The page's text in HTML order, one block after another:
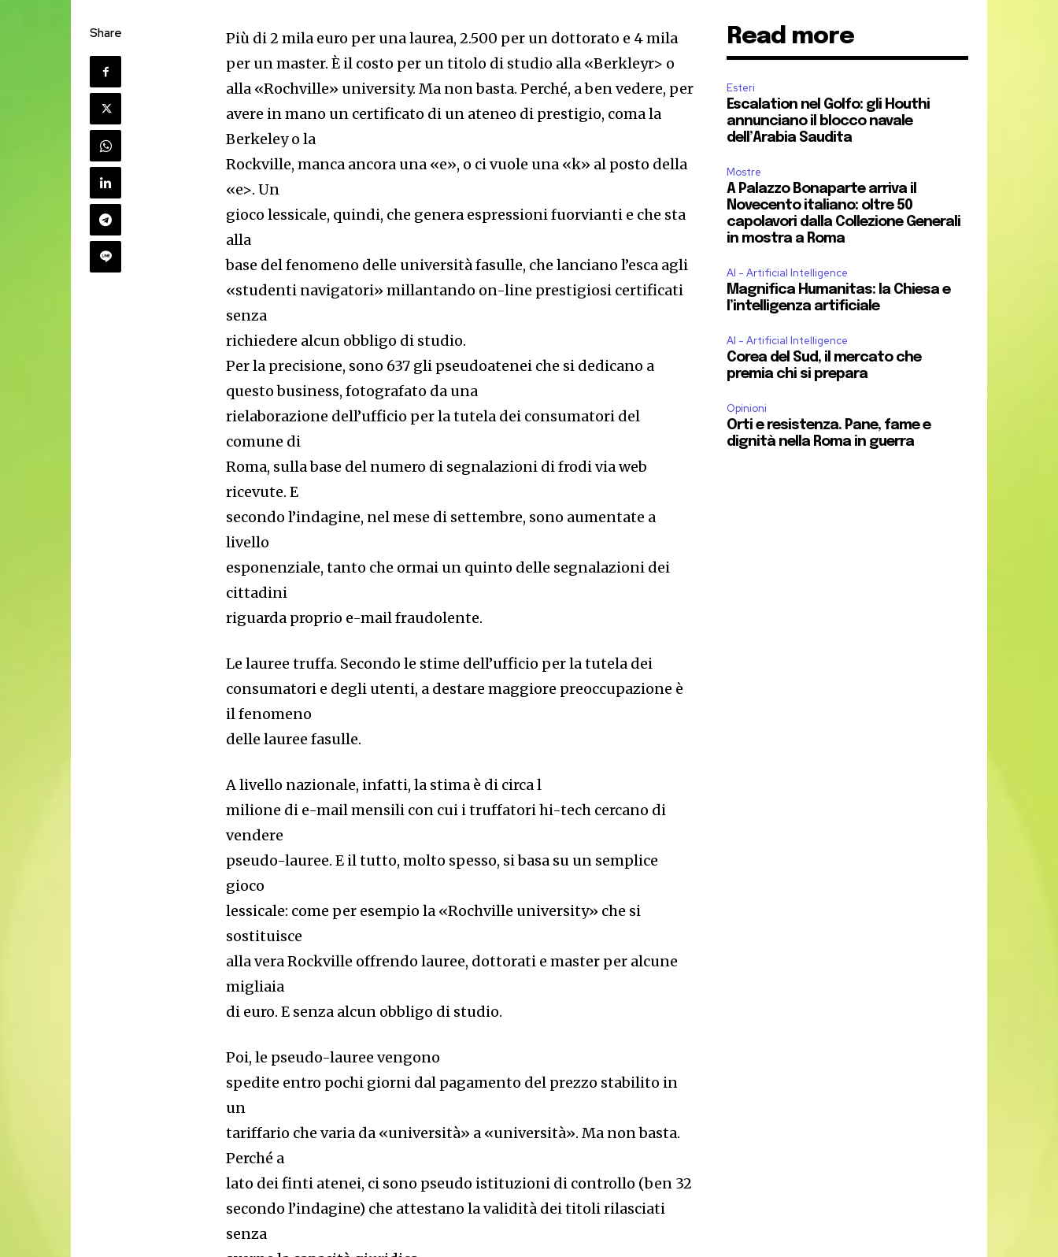
Share
Più di 2 mila euro per una laurea, 2.500 per un dottorato e 4 mila
per un master. È il costo per un titolo di studio alla «Berkleyr> o
alla «Rochville» university. Ma non basta. Perché, a ben vedere, per
avere in mano un certificato di un ateneo di prestigio, coma la
Berkeley o la
Rockville, manca ancora una «e», o ci vuole una «k» al posto della
«e>. Un
gioco lessicale, quindi, che genera espressioni fuorvianti e che sta
alla
base del fenomeno delle università fasulle, che lanciano l’esca agli
«studenti navigatori» millantando on-line prestigiosi certificati
senza
richiedere alcun obbligo di studio.
Per la precisione, sono 637 gli pseudoatenei che si dedicano a
questo business, fotografato da una
rielaborazione dell’ufficio per la tutela dei consumatori del
comune di
Roma, sulla base del numero di segnalazioni di frodi via web
ricevute. E
secondo l’indagine, nel mese di settembre, sono aumentate a
livello
esponenziale, tanto che ormai un quinto delle segnalazioni dei
cittadini
riguarda proprio e-mail fraudolente.
Le lauree truffa. Secondo le stime dell’ufficio per la tutela dei
consumatori e degli utenti, a destare maggiore preoccupazione è
il fenomeno
delle lauree fasulle.
A livello nazionale, infatti, la stima è di circa l
milione di e-mail mensili con cui i truffatori hi-tech cercano di
vendere
pseudo-lauree. E il tutto, molto spesso, si basa su un semplice
gioco
lessicale: come per esempio la «Rochville university» che si
sostituisce
alla vera Rockville offrendo lauree, dottorati e master per alcune
migliaia
di euro. E senza alcun obbligo di studio.
Poi, le pseudo-lauree vengono
spedite entro pochi giorni dal pagamento del prezzo stabilito in
un
tariffario che varia da «università» a «università». Ma non basta.
Perché a
lato dei finti atenei, ci sono pseudo istituzioni di controllo (ben 32
secondo l’indagine) che attestano la validità dei titoli rilasciati
senza
Read more
Esteri
Escalation nel Golfo: gli Houthi
annunciano il blocco navale
dell’Arabia Saudita
Mostre
A Palazzo Bonaparte arriva il
Novecento italiano: oltre 50
capolavori dalla Collezione Generali
in mostra a Roma
AI - Artificial Intelligence
Magnifica Humanitas: la Chiesa e
l’intelligenza artificiale
AI - Artificial Intelligence
Corea del Sud, il mercato che
premia chi si prepara
Opinioni
Orti e resistenza. Pane, fame e
dignità nella Roma in guerra